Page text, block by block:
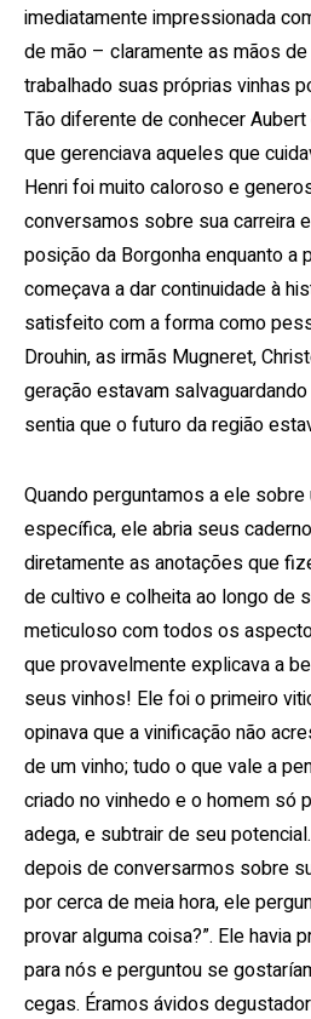
imediatamente impressionada
de mão – claramente as mãos
trabalhado suas próprias vinhas
Tão diferente de conhecer
que gerenciava aqueles que
Henri foi muito caloroso e
conversamos sobre sua carreira
posição da Borgonha enquanto a
começava a dar continuidade à
satisfeito com a forma como
Drouhin, as irmãs Mugneret,
geração estavam
sentia que o futuro da região
Quando perguntamos a ele
específica, ele abria seus
diretamente as anotações que
de cultivo e colheita ao longo de
meticuloso com todos os
que provavelmente explicava a
seus vinhos! Ele foi o primeiro
opinava que a vinificação não
de um vinho; tudo o que vale a
criado no vinhedo e o homem só
adega, e subtrair de seu
depois de conversarmos sobre
por cerca de meia hora, ele
provar alguma coisa?”. Ele havia
para nós e perguntou se
cegas. Éramos ávidos